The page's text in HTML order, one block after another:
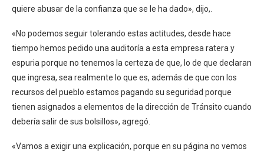
quiere abusar de la confianza que se le ha dado», dijo,.
«No podemos seguir tolerando estas actitudes, desde hace
tiempo hemos pedido una auditoría a esta empresa ratera y
espuria porque no tenemos la certeza de que, lo de que declaran
que ingresa, sea realmente lo que es, además de que con los
recursos del pueblo estamos pagando su seguridad porque
tienen asignados a elementos de la dirección de Tránsito cuando
debería salir de sus bolsillos», agregó.
«Vamos a exigir una explicación, porque en su página no vemos